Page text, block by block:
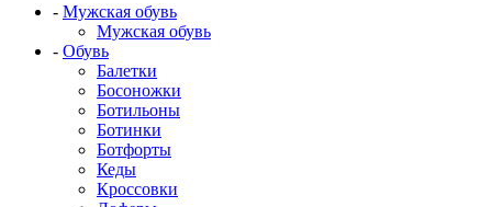
- Мужская обувь
Мужская обувь
- Обувь
Балетки
Босоножки
Ботильоны
Ботинки
Ботфорты
Кеды
Кроссовки